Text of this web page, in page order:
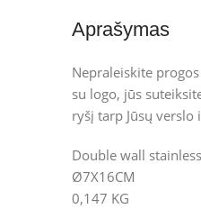
Aprašymas
Nepraleiskite
su logo, jūs
ryšį tarp Jūsų
Double wall
Ø7X16CM
0,147 KG